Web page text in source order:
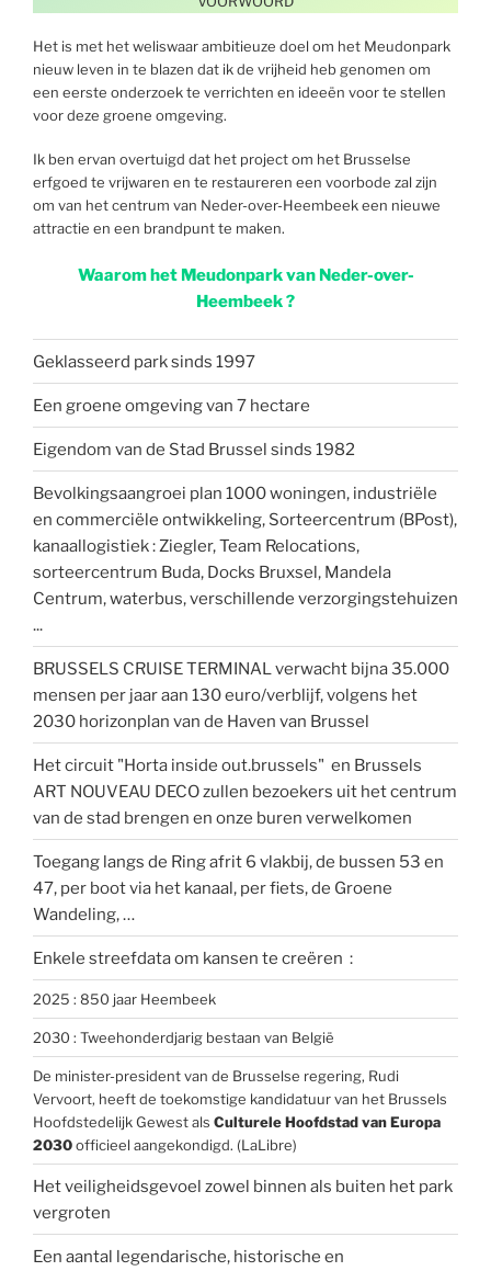
Het is met het weliswaar ambitieuze doel om het Meudonpark
nieuw leven in te blazen dat ik de vrijheid heb genomen om
een eerste onderzoek te verrichten en ideeën voor te stellen
voor deze groene omgeving.
Ik ben ervan overtuigd dat het project om het Brusselse
erfgoed te vrijwaren en te restaureren een voorbode zal zijn
om van het centrum van Neder-over-Heembeek een nieuwe
attractie en een brandpunt te maken.
Waarom het Meudonpark van Neder-over-
Heembeek ?
Geklasseerd park sinds 1997
Een groene omgeving van 7 hectare
Eigendom van de Stad Brussel sinds 1982
Bevolkingsaangroei plan 1000 woningen, industriële
en commerciële ontwikkeling, Sorteercentrum (BPost),
kanaallogistiek : Ziegler, Team Relocations,
sorteercentrum Buda, Docks Bruxsel, Mandela
Centrum, waterbus, verschillende verzorgingstehuizen
...
BRUSSELS CRUISE TERMINAL verwacht bijna 35.000
mensen per jaar aan 130 euro/verblijf, volgens het
2030 horizonplan van de Haven van Brussel
Het circuit "Horta inside out.brussels" en Brussels
ART NOUVEAU DECO zullen bezoekers uit het centrum
van de stad brengen en onze buren verwelkomen
Toegang langs de Ring afrit 6 vlakbij, de bussen 53 en
47, per boot via het kanaal, per fiets, de Groene
Wandeling, …
Enkele streefdata om kansen te creëren :
2025 : 850 jaar Heembeek
2030 : Tweehonderdjarig bestaan van België
De minister-president van de Brusselse regering, Rudi
Vervoort, heeft de toekomstige kandidatuur van het Brussels
Hoofdstedelijk Gewest als Culturele Hoofdstad van Europa
2030officieel aangekondigd. (LaLibre)
Het veiligheidsgevoel zowel binnen als buiten het park
vergroten
Een aantal legendarische, historische en